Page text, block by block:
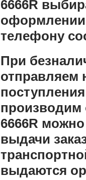
6666R
оформлении
телефону
При
отправляем
производим
6666R можно
выдачи
выдаются